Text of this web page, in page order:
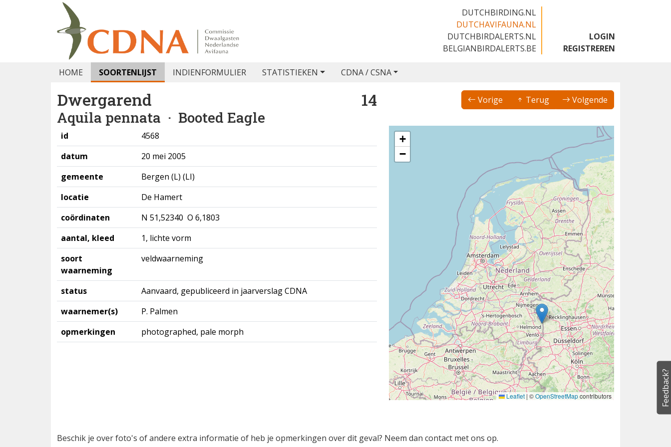
DUTCHBIRDING.NL
DUTCHAVIFAUNA.NL
DUTCHBIRDALERTS.NL
BELGIANBIRDALERTS.BE
LOGIN
REGISTREREN
HOME SOORTENLIJST INDIENFORMULIER STATISTIEKEN CDNA / CSNA
Dwergarend 14
Aquila pennata · Booted Eagle
Vorige Terug Volgende
id
4568
datum
20 mei 2005
gemeente
Bergen (L) (LI)
locatie
De Hamert
coördinaten
N 51,52340 O 6,1803
aantal, kleed
1, lichte vorm
soort
waarneming
veldwaarneming
status
Aanvaard, gepubliceerd in jaarverslag CDNA
waarnemer(s)
P. Palmen
opmerkingen
photographed, pale morph
+
−
Leaflet |©OpenStreetMapcontributors
Beschik je over foto's of andere extra informatie of heb je opmerkingen over dit geval? Neem dan contact met ons op.
Feedback?